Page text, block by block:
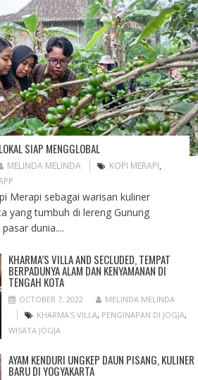
SIAP MENGGLOBAL
MELINDA MELINDA KOPI MERAPI,
Merapi sebagai warisan kuliner
yang tumbuh di lereng Gunung
dunia....
KHARMA’S VILLA AND SECLUDED, TEMPAT
BERPADUNYA ALAM DAN KENYAMANAN DI
TENGAH KOTA
OCTOBER 7, 2022
MELINDA MELINDA
KHARMA'S VILLA, PENGINAPAN DI JOGJA,
WISATA JOGJA
AYAM KENDURI UNGKEP DAUN PISANG, KULINER
BARU DI YOGYAKARTA